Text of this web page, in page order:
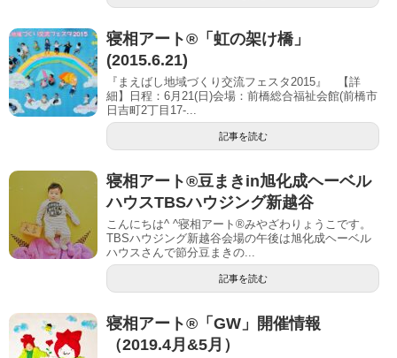
寝相アート®「虹の架け橋」
(2015.6.21)
『まえばし地域づくり交流フェスタ2015』 【詳
細】日程：6月21(日)会場：前橋総合福祉会館(前橋市
日吉町2丁目17-...
記事を読む
寝相アート®︎豆まきin旭化成ヘーベル
ハウスTBSハウジング新越谷
こんにちは^ ^寝相アート®︎みやざわりょうこです。
TBSハウジング新越谷会場の午後は旭化成ヘーベル
ハウスさんで節分豆まきの...
記事を読む
寝相アート®「GW」開催情報
（2019.4月&5月）